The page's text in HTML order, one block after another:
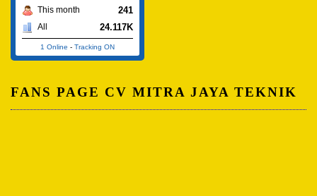
This month 241
All 24.117K
1 Online - Tracking ON
FANS PAGE CV MITRA JAYA TEKNIK